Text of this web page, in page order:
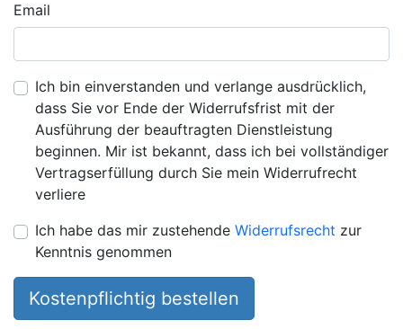
Email
Ich bin einverstanden und verlange ausdrücklich,
dass Sie vor Ende der Widerrufsfrist mit der
Ausführung der beauftragten Dienstleistung
beginnen. Mir ist bekannt, dass ich bei vollständiger
Vertragserfüllung durch Sie mein Widerrufrecht
verliere
Ich habe das mir zustehende Widerrufsrecht zur
Kenntnis genommen
Kostenpflichtig bestellen